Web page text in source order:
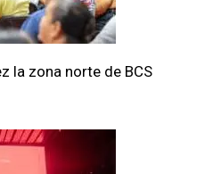
la zona norte de BCS